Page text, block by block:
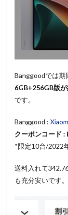
Banggoodでは期
6GB+256GB版
です。
Banggood :
クーポンコード :
*限定10台/2022
送料入れて
も充分安いです。